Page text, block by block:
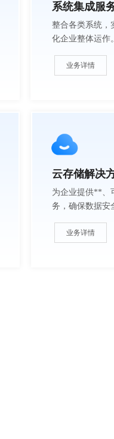
系统集成服
整合各类系统，
化企业整体运作
业务详情
云存储解决
为企业提供**、
务，确保数据安
业务详情